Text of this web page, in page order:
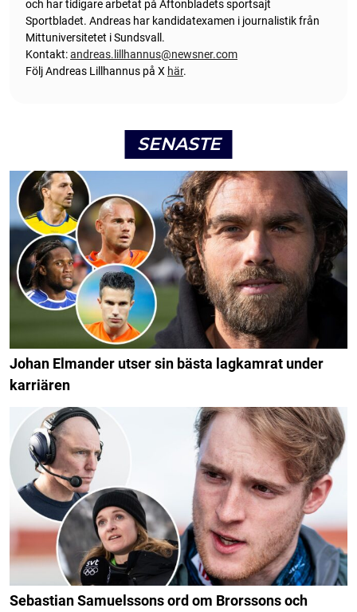
och har tidigare arbetat på Aftonbladets sportsajt
Sportbladet. Andreas har kandidatexamen i journalistik från
Mittuniversitetet i Sundsvall.
Kontakt:andreas.lillhannus@newsner.com
Följ Andreas Lillhannus på X här.
SENASTE
Johan Elmander utser sin bästa lagkamrat under
karriären
Sebastian Samuelssons ord om Brorssons och